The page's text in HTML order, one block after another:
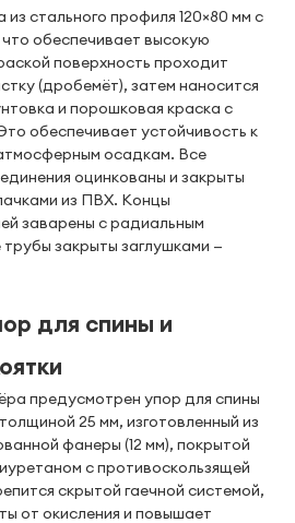
стального профиля 120×80 мм с
обеспечивает высокую
поверхность проходит
(дробемёт), затем наносится
и порошковая краска с
обеспечивает устойчивость к
осадкам. Все
оцинкованы и закрыты
из ПВХ. Концы
заварены с радиальным
трубы закрыты заглушками —
для спины и
предусмотрен упор для спины
25 мм, изготовленный из
фанеры (12 мм), покрытой
с противоскользящей
скрытой гаечной системой,
от окисления и повышает